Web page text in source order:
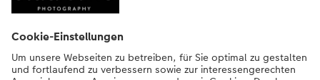
Mein Fotoservice
Informationen